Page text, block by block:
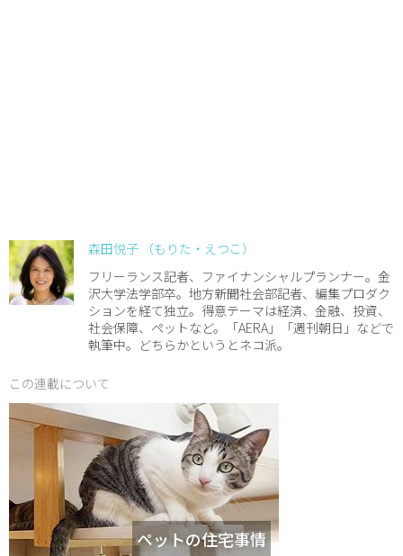
森田悦子 （もりた・えつこ）
フリーランス記者、ファイナンシャルプランナー。金
沢大学法学部卒。地方新聞社会部記者、編集プロダク
ションを経て独立。得意テーマは経済、金融、投資、
社会保障、ペットなど。「AERA」「週刊朝日」などで
執筆中。どちらかというとネコ派。
この連載について
ペットの住宅事情